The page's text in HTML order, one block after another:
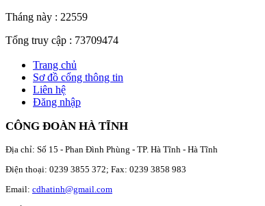
Tháng này : 22559
Tổng truy cập : 73709474
Trang chủ
Sơ đồ cổng thông tin
Liên hệ
Đăng nhập
CÔNG ĐOÀN HÀ TĨNH
Địa chỉ: Số 15 - Phan Đình Phùng - TP. Hà Tĩnh - Hà Tĩnh
Điện thoại: 0239 3855 372; Fax: 0239 3858 983
Email: cdhatinh@gmail.com